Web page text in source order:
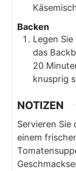
Backen
Legen
das
20
knusprig
NOTIZEN
Servieren Sie
einem